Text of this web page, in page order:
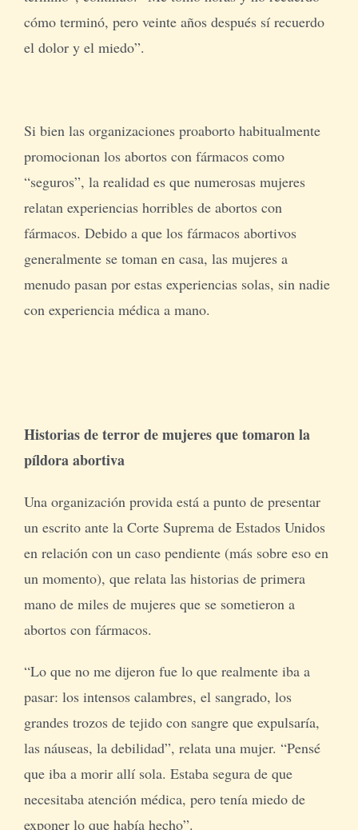
cómo terminó, pero veinte años después sí recuerdo
el dolor y el miedo”.
Si bien las organizaciones proaborto habitualmente
promocionan los abortos con fármacos como
“seguros”, la realidad es que numerosas mujeres
relatan experiencias horribles de abortos con
fármacos. Debido a que los fármacos abortivos
generalmente se toman en casa, las mujeres a
menudo pasan por estas experiencias solas, sin nadie
con experiencia médica a mano.
Historias de terror de mujeres que tomaron la
píldora abortiva
Una organización provida está a punto de presentar
un escrito ante la Corte Suprema de Estados Unidos
en relación con un caso pendiente (más sobre eso en
un momento), que relata las historias de primera
mano de miles de mujeres que se sometieron a
abortos con fármacos.
“Lo que no me dijeron fue lo que realmente iba a
pasar: los intensos calambres, el sangrado, los
grandes trozos de tejido con sangre que expulsaría,
las náuseas, la debilidad”, relata una mujer. “Pensé
que iba a morir allí sola. Estaba segura de que
necesitaba atención médica, pero tenía miedo de
exponer lo que había hecho”.